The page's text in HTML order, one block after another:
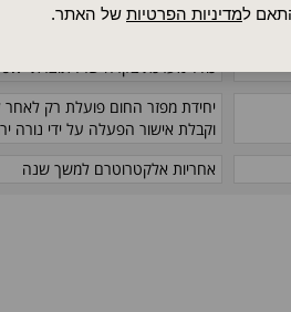
למדיניות הפרטיות של האתר.
כלול. קיימת אופציה למצב אוורור
כולל מערכת בקרה PID תוצרת watlow
יחידת מפזר החום פועלת רק
וקבלת אישור הפעלה על ידי נורה
אחריות אלקטרוטרם למשך שנה